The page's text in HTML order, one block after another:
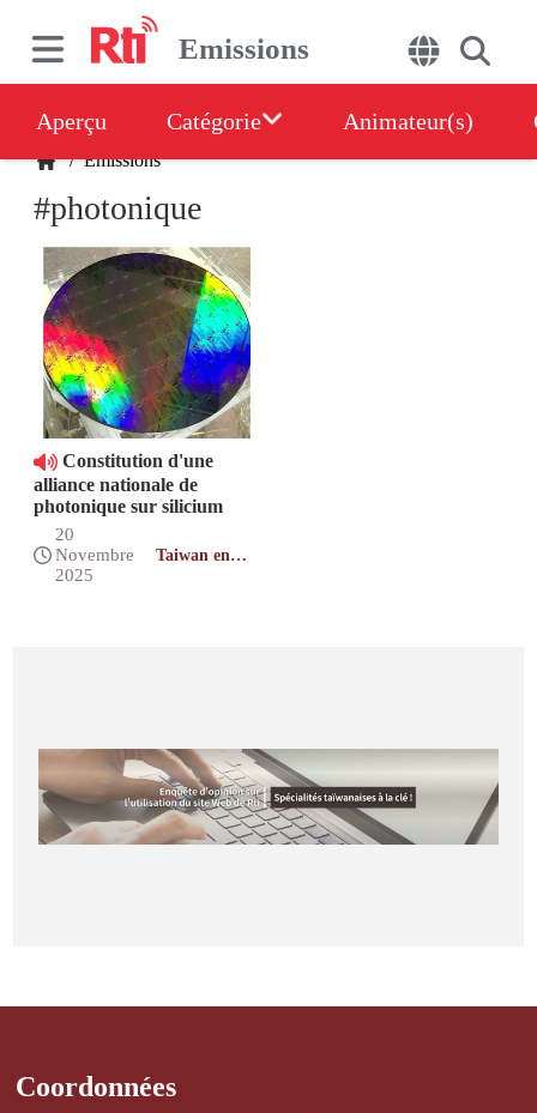
Emissions
Aperçu Catégorie Animateur(s)
/Emissions
#photonique
Constitution d'une
alliance nationale de
photonique sur silicium
20
Novembre
2025
Taiwan en
Coordonnées